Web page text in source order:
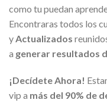
como tu puedan
Encontraras todos los
y Actualizados
a generar resultados
¡Decídete Ahora!
vip a más del 90% de